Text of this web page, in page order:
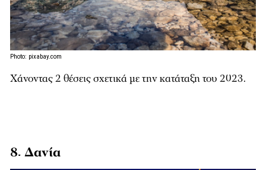
Photo: pixabay.com
Χάνοντας 2 θέσεις σχετικά με την κατάταξη του 2023.
8. Δανία